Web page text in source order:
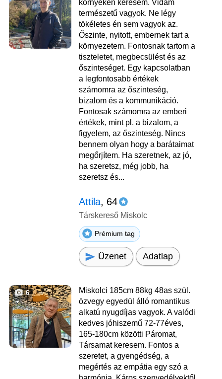
környékén keresem. Vidám
természetű vagyok. Ne légy
tökéletes én sem vagyok az.
Őszinte, nyitott, embernek tart a
környezetem. Fontosnak tartom a
tiszteletet, megbecsülést és az
őszinteséget. Egy kapcsolatban
a legfontosabb értékek
számomra az őszinteség,
bizalom és a kommunikáció.
Fontosak számomra az emberi
értékek, mint pl. a bizalom, a
figyelem, az őszinteség. Nincs
bennem olyan hogy a barátaimat
megőrjítem. Ha szeretnek, az jó,
ha szeretsz, még jobb, ha
szeretsz és...
Attila, 64
Társkereső Miskolc
Prémium tag
Üzenet Adatlap
6
Miskolci 185cm 88kg 48as szül.
özvegy egyedül álló romantikus
alkatú nyugdíjas vagyok. A valódi
kedves jóhiszemű 72-77éves,
165-180cm közötti Páromat,
Társamat keresem. Fontos a
szeretet, a gyengédség, a
megértés az empátia egy szó a